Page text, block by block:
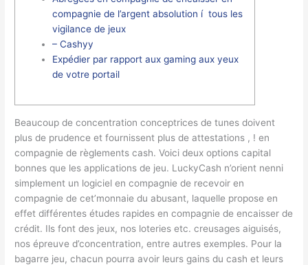
compagnie de l’argent absolution í tous les
vigilance de jeux
– Cashyy
Expédier par rapport aux gaming aux yeux
de votre portail
Beaucoup de concentration conceptrices de tunes doivent
plus de prudence et fournissent plus de attestations , ! en
compagnie de règlements cash. Voici deux options capital
bonnes que les applications de jeu. LuckyCash n’orient nenni
simplement un logiciel en compagnie de recevoir en
compagnie de cet’monnaie du abusant, laquelle propose en
effet différentes études rapides en compagnie de encaisser de
crédit. Ils font des jeux, nos loteries etc.creusages aiguisés,
nos épreuve d’concentration, entre autres exemples. Pour la
bagarre jeu, chacun pourra avoir leurs gains du cash et leurs